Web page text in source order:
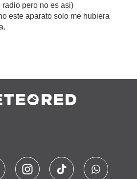
pero no es asi)
este aparato solo me hubiera